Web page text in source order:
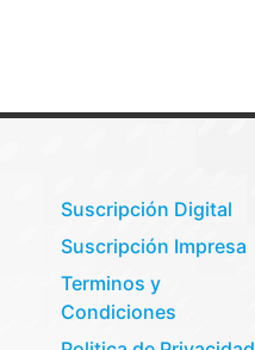
Suscripción Digital
Suscripción Impresa
Terminos y
Condiciones